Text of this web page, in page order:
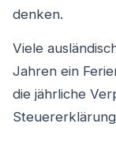
denken.
Viele
Jahren ein
die jährliche